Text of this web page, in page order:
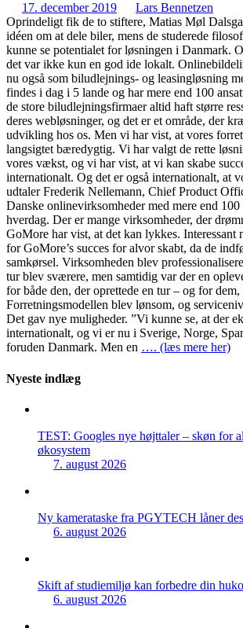
17. december 2019
Lars Bennetzen
Oprindeligt fik de to stiftere, Matias Møl
idéen om at dele biler, mens de studerede
kunne se potentialet for løsningen i Danmark.
det var ikke kun en god ide lokalt.
nu også som biludlejnings- og leasingløsning
findes i dag i 5 lande og har mere end 100
de store biludlejningsfirmaer altid haft større
deres webløsninger, og det er et område, der
udvikling hos os. Men vi har vist, at vores
langsigtet bæredygtig. Vi har valgt de rette
vores vækst, og vi har vist, at vi kan skabe
internationalt. Og det er også internationalt, at
udtaler Frederik Nellemann, Chief Product
Danske onlinevirksomheder med mere end 100
hverdag. Der er mange virksomheder, der
GoMore har vist, at det kan lykkes. Interessant
for GoMore’s succes for alvor skabt, da de
samkørsel. Virksomheden blev
tur blev sværere, men samtidig var der en
for både den, der oprettede en tur – og for
Forretningsmodellen blev lønsom, og
Det gav nye muligheder. ”Vi kunne se, at der
internationalt, og vi er nu i Sverige, Norge,
foruden Danmark. Men en …. (læs mere her)
Nyeste indlæg
TEST: Googles nye højttaler – skøn for
økosystem
7. august 2026
Ny kamerataske fra PGYTECH låner
6. august 2026
Skift af studiemiljø kan forbedre din
6. august 2026